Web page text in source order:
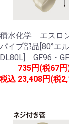
積水化学 エスロ
パイプ部品[80°エ
DL80L] GF96・
税込
735円(税67円
23,408円(税